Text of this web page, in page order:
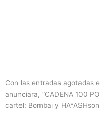
Con las entradas agotadas
anunciara, “CADENA 100
cartel: Bombai y